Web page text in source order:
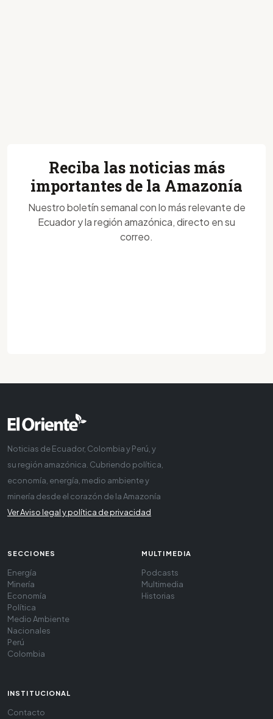
Reciba las noticias más
importantes de la Amazonía
Nuestro boletín semanal con lo más relevante de
Ecuador y la región amazónica, directo en su
correo.
Noticias de Ecuador, Colombia y Perú, y
su región amazónica. Cubriendo política,
economía, energía, medio ambiente y
minería desde el corazón de la Amazonía
Ver Aviso legal y política de privacidad
SECCIONES
Energía
Minería
Economía
Política
Medio Ambiente
Nacionales
Perú
Colombia
MULTIMEDIA
Podcasts
Multimedia
Historias
INSTITUCIONAL
Contacto